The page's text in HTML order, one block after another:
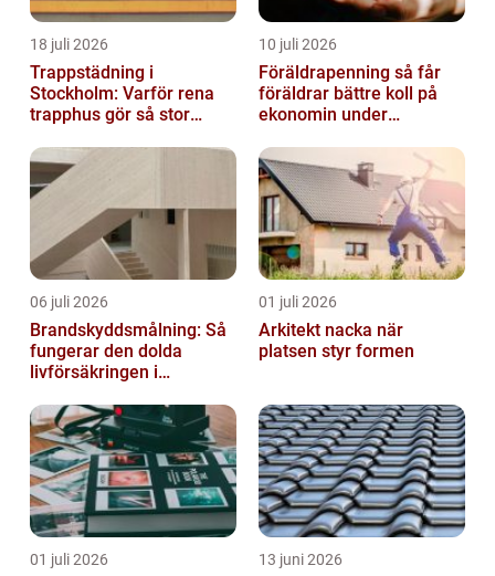
18 juli 2026
Trappstädning i
Stockholm: Varför rena
trapphus gör så stor
10 juli 2026
Föräldrapenning så får
föräldrar bättre koll på
ekonomin under
06 juli 2026
Brandskyddsmålning: Så
fungerar den dolda
livförsäkringen i
01 juli 2026
Arkitekt nacka när
platsen styr formen
01 juli 2026 13 juni 2026